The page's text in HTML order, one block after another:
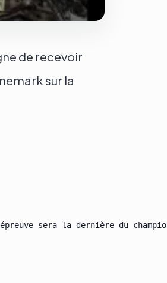
de recevoir
sur la
sera la dernière du